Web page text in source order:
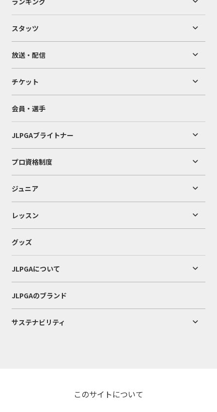
スタッツ
放送・配信
チケット
会員・選手
JLPGAブライトナー
プロ資格制度
ジュニア
レッスン
グッズ
JLPGAについて
JLPGAのブランド
サステナビリティ
このサイトについて